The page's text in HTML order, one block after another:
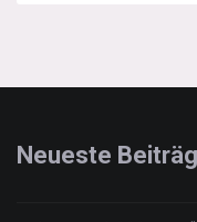
Neueste